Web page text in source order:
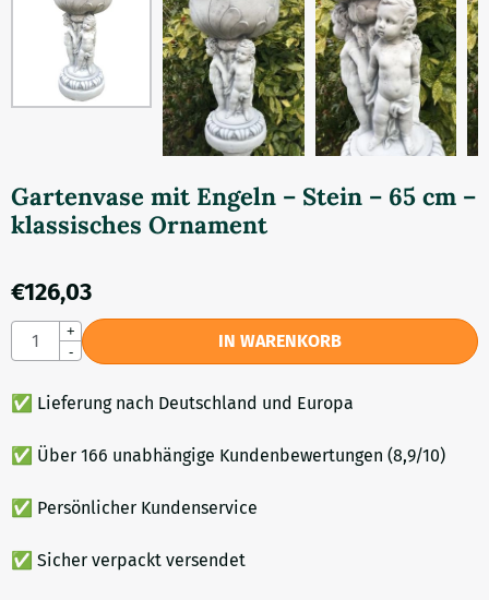
Gartenvase mit Engeln – Stein – 65 cm –
klassisches Ornament
€126,03
Anzahl
+
-
IN WARENKORB
✅ Lieferung nach Deutschland und Europa
✅ Über 166 unabhängige Kundenbewertungen (8,9/10)
✅ Persönlicher Kundenservice
✅ Sicher verpackt versendet